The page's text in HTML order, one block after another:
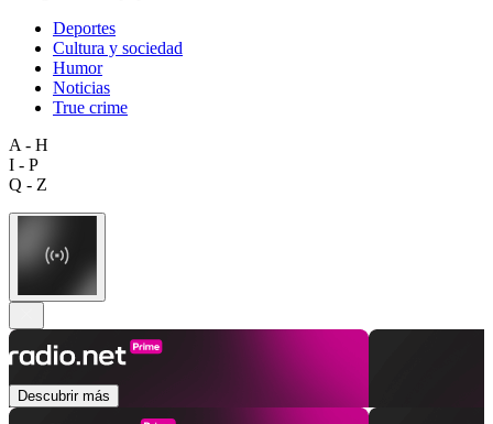
Deportes
Cultura y sociedad
Humor
Noticias
True crime
A - H
I - P
Q - Z
Descubrir más